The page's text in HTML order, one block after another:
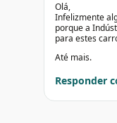
Olá,
Infelizmente
porque a
para estes
Até mais.
Responder